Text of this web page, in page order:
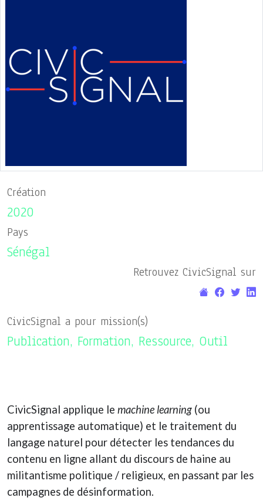
Création
2020
Pays
Sénégal
Retrouvez CivicSignal sur
CivicSignal a pour mission(s)
Publication, Formation, Ressource, Outil
CivicSignal applique le machine learning (ou
apprentissage automatique) et le traitement du
langage naturel pour détecter les tendances du
contenu en ligne allant du discours de haine au
militantisme politique / religieux, en passant par les
campagnes de désinformation.